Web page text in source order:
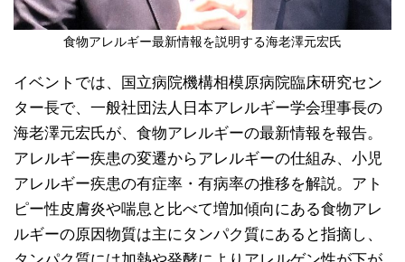
食物アレルギー最新情報を説明する海老澤元宏氏
イベントでは、国立病院機構相模原病院臨床研究セン
ター長で、一般社団法人日本アレルギー学会理事長の
海老澤元宏氏が、食物アレルギーの最新情報を報告。
アレルギー疾患の変遷からアレルギーの仕組み、小児
アレルギー疾患の有症率・有病率の推移を解説。アト
ピー性皮膚炎や喘息と比べて増加傾向にある食物アレ
ルギーの原因物質は主にタンパク質にあると指摘し、